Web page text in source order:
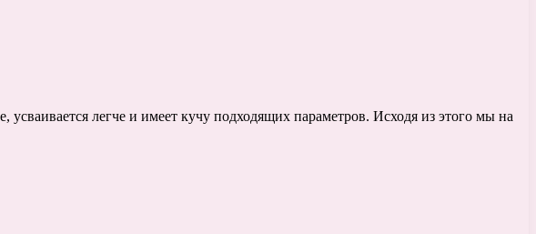
легче и имеет кучу подходящих параметров. Исходя из этого мы на